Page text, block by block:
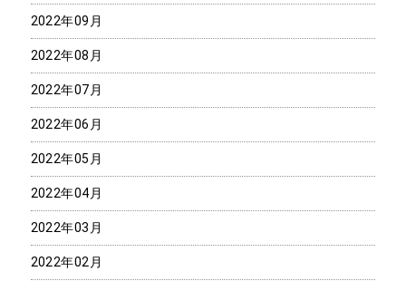
2022年09月
2022年08月
2022年07月
2022年06月
2022年05月
2022年04月
2022年03月
2022年02月